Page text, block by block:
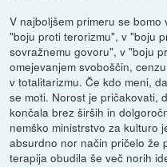
V najboljšem primeru se
"boju proti terorizmu", v "boju
sovražnemu govoru", v "boju
omejevanjem svoboščin,
v totalitarizmu. Če kdo meni,
se moti. Norost je pričakovati,
končala brez širših in
nemško ministrstvo za kulturo
absurdno nor način pričelo že
terapija obudila še več norih